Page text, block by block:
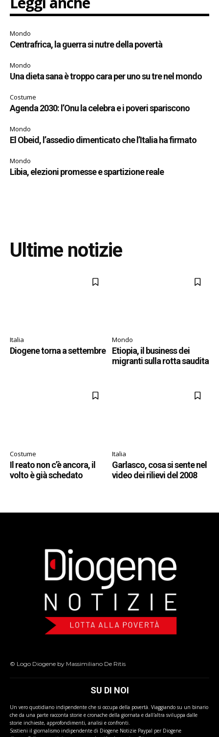
Mondo
Centrafrica, la guerra si nutre della povertà
Mondo
Una dieta sana è troppo cara per uno su tre nel mondo
Costume
Agenda 2030: l’Onu la celebra e i poveri spariscono
Mondo
El Obeid, l’assedio dimenticato che l’Italia ha firmato
Mondo
Libia, elezioni promesse e spartizione reale
Ultime notizie
Italia
Diogene torna a settembre
Mondo
Etiopia, il business dei
migranti sulla rotta saudita
Costume
Il reato non c’è ancora, il
volto è già schedato
Italia
Garlasco, cosa si sente nel
video dei rilievi del 2008
© Logo Diogene by Massimiliano De Ritis
SU DI NOI
Un vero quotidiano indipendente che si occupa della povertà. Viaggiando su un binario
che da una parte racconta storie e cronache della giornata e dall'altra sviluppa dalle
storie inchieste, approfondimenti, analisi e confronti.
Sostieni il giornalismo indipendente di Diogene Notizie Paypal per Diogene